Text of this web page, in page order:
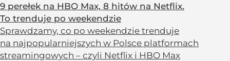
9 perełek na HBO Max, 8 hitów na Netflix.
To trenduje po weekendzie
Sprawdzamy, co po weekendzie trenduje
na najpopularniejszych w Polsce platformach
streamingowych – czyli Netflix i HBO Max